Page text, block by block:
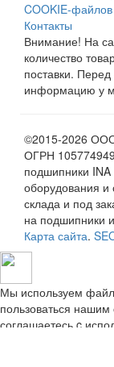
COOKIE-файлов
Контакты
Внимание! На
количество
поставки.
информацию у
©2015-2026
ОГРН
подшипники
оборудования и
склада и под
на подшипники
Карта сайта.
Мы используем
пользоваться
соглашаетесь c